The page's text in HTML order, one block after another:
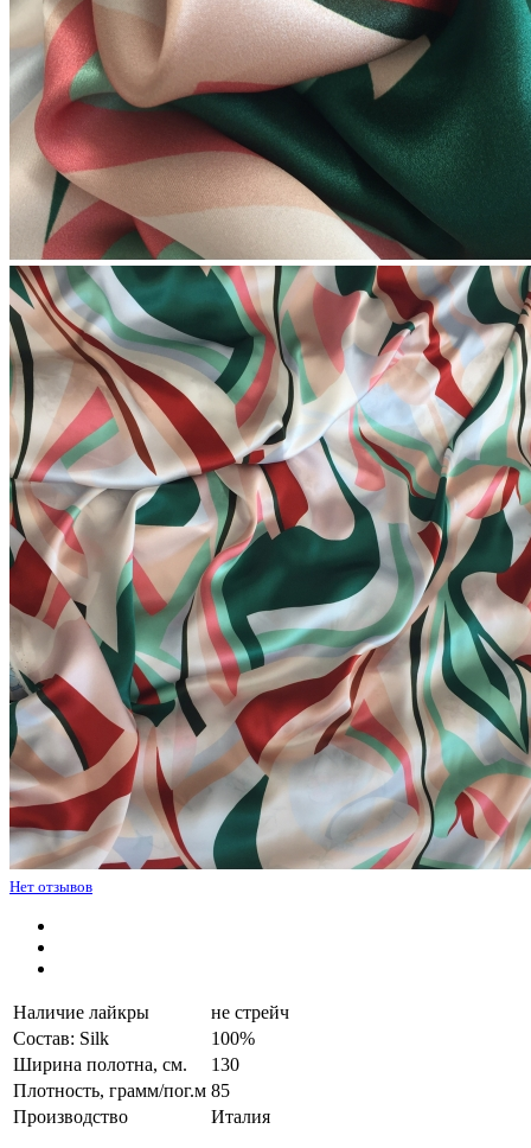
Нет отзывов
Наличие лайкры
не стрейч
Состав: Silk
100%
Ширина полотна, см.
130
Плотность, грамм/пог.м 85
Производство
Италия